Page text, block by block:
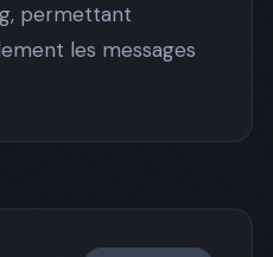
permettant
les messages